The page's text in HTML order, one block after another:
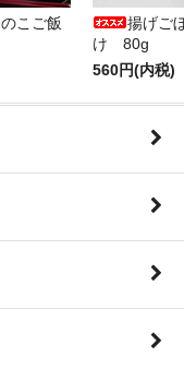
こご飯
揚げご
け 80g
560円(内税)